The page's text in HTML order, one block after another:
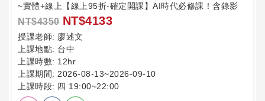
~實體+線上【線上95折-確定開課】AI時代必修課！含錄影
NT$4350 NT$4133
授課老師: 廖述文
上課地點: 台中
上課時數: 12hr
上課期間: 2026-08-13~2026-09-10
上課時段: 四 19:00~22:00